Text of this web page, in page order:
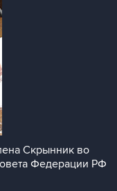
Скрынник во
Федерации РФ